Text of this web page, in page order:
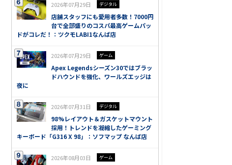
2026年07月29日 デジタル
店舗スタッフにも愛用者多数！7000円
台で全部盛りのコスパ最高ゲームパッ
ドがコレだ！：ツクモLABI1なんば店
2026年07月29日 ゲーム
Apex Legendsシーズン30ではブラッ
ドハウンドを強化、ワールズエッジは
夜に
2026年07月31日 デジタル
98%レイアウト＆ガスケットマウント
採用！トレンドを凝縮したゲーミング
キーボード「G316 X 98」：ソフマップ なんば店
2026年08月03日 ゲーム